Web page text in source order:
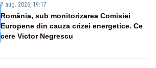
7 aug. 2026, 19:17
România, sub monitorizarea Comisiei
Europene din cauza crizei energetice. Ce
cere Victor Negrescu